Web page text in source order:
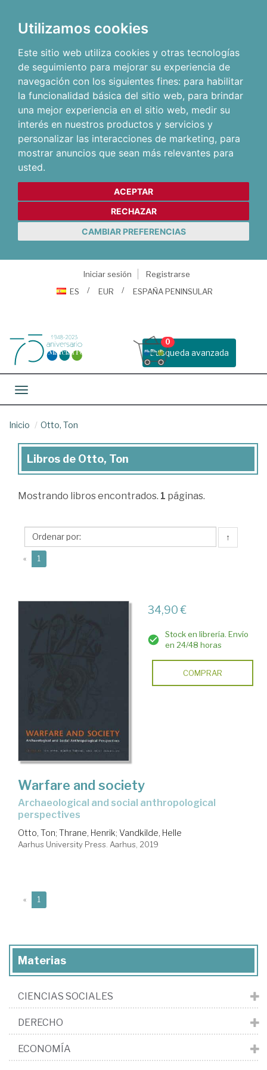
Utilizamos cookies
Este sitio web utiliza cookies y otras tecnologías
de seguimiento para mejorar su experiencia de
navegación con los siguientes fines: para habilitar
la funcionalidad básica del sitio web, para brindar
una mejor experiencia en el sitio web, medir su
interés en nuestros productos y servicios y
personalizar las interacciones de marketing, para
mostrar anuncios que sean más relevantes para
usted.
ACEPTAR
RECHAZAR
CAMBIAR PREFERENCIAS
Iniciar sesión
Registrarse
ES
EUR ESPAÑA PENINSULAR
Busqueda avanzada
0
Toggle navigation
Inicio Otto, Ton
Libros
Otto,
Libros de Otto, Ton
Mostrando libros encontrados. 1 páginas.
↑
« 1
34,90 €
Stock en librería. Envío
en 24/48 horas
COMPRAR
Warfare and society
archaeological and social anthropological
perspectives
Otto, Ton; Thrane, Henrik; Vandkilde, Helle
Aarhus University Press. Aarhus, 2019
« 1
Materias
CIENCIAS SOCIALES
DERECHO
ECONOMÍA